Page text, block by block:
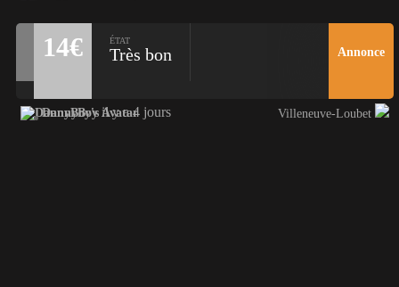
14€ ÉTAT
Très bon Annonce
DannyBoy il y a 4 jours Villeneuve-Loubet